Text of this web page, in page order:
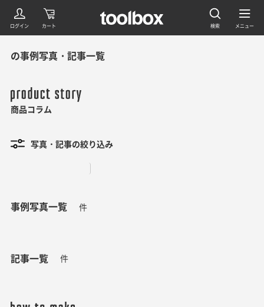
の事例写真・記事一覧
商品コラム
写真・記事の絞り込み
事例写真一覧 件
記事一覧 件